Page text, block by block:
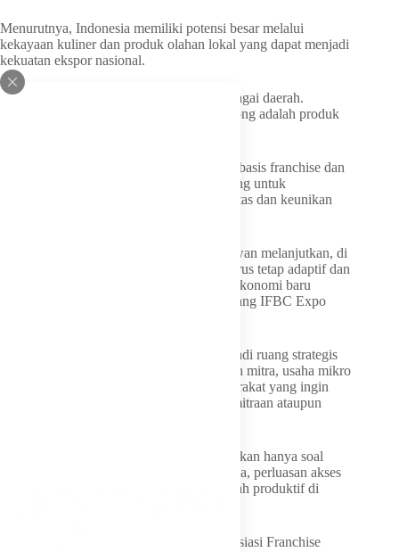
Menurutnya, Indonesia memiliki potensi besar melalui
kekayaan kuliner dan produk olahan lokal yang dapat menjadi
kekuatan ekspor nasional.
“Indonesia punya makanan khas dari berbagai daerah.
Potensinya luar biasa. Yang harus kita dorong adalah produk
Menurut Anang, pengembangan usaha berbasis franchise dan
kemitraan menjadi salah satu strategi penting untuk
memperluas pasar sekaligus menjaga kualitas dan keunikan
IFBC jadi ruang pengembangan usaha Erwan melanjutkan, di
tengah dinamika ekonomi global, Jabar harus tetap adaptif dan
mampu menciptakan ruang pertumbuhan ekonomi baru
melalui kegiatan kewirausahaan, seperti ajang IFBC Expo
Menurutnya, pameran tersebut dapat menjadi ruang strategis
untuk mempertemukan pelaku usaha, calon mitra, usaha mikro
kecil dan menengah (UMKM), dan masyarakat yang ingin
mengembangkan usaha melalui sistem kemitraan ataupun
“Ekosistem yang saling menguatkan ini bukan hanya soal
bisnis, tetapi juga penciptaan lapangan kerja, perluasan akses
ekonomi, dan pembentukan kelas menengah produktif di
Erwan juga mengapresiasi konsistensi Asosiasi Franchise